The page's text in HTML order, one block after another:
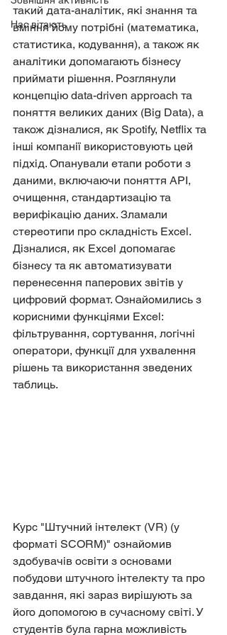
Нас вітають
такий дата-аналітик, які знання та
вміння йому потрібні (математика,
статистика, кодування), а також як
аналітики допомагають бізнесу
приймати рішення. Розглянули
концепцію data-driven approach та
поняття великих даних (Big Data), а
також дізналися, як Spotify, Netflix та
інші компанії використовують цей
підхід. Опанували етапи роботи з
даними, включаючи поняття API,
очищення, стандартизацію та
верифікацію даних. Зламали
стереотипи про складність Excel.
Дізналися, як Excel допомагає
бізнесу та як автоматизувати
перенесення паперових звітів у
цифровий формат. Ознайомились з
корисними функціями Excel:
фільтрування, сортування, логічні
оператори, функції для ухвалення
рішень та використання зведених
таблиць.
Курс "Штучний інтелект (VR) (у
форматі SCORM)" ознайомив
здобувачів освіти з основами
побудови штучного інтелекту та про
завдання, які зараз вирішують за
його допомогою в сучасному світі. У
студентів була гарна можливість